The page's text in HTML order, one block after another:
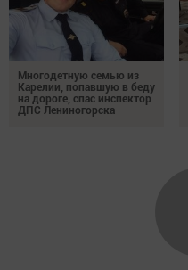
Многодетную семью из
Карелии, попавшую в беду
на дороге, спас инспектор
ДПС Лениногорска